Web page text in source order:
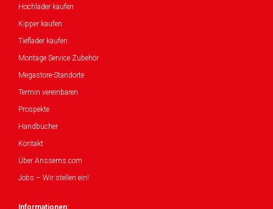
Hochlader kaufen
Kipper kaufen
Tieflader kaufen
Montage Service Zubehör
Megastore-Standorte
Termin vereinbaren
Prospekte
Handbücher
Kontakt
Über Anssems.com
Jobs – Wir stellen ein!
Informationen: